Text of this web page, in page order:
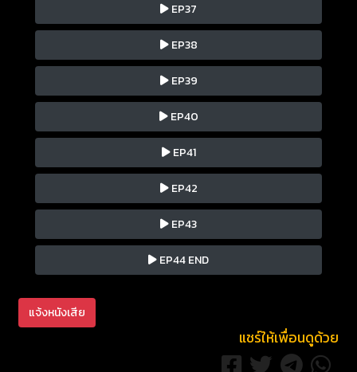
EP37
EP38
EP39
EP40
EP41
EP42
EP43
EP44 END
แจ้งหนังเสีย
แชร์ให้เพื่อนดูด้วย